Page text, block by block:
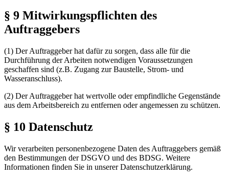
§ 9 Mitwirkungspflichten des
Auftraggebers
(1) Der Auftraggeber hat dafür zu sorgen, dass alle für die
Durchführung der Arbeiten notwendigen Voraussetzungen
geschaffen sind (z.B. Zugang zur Baustelle, Strom- und
Wasseranschluss).
(2) Der Auftraggeber hat wertvolle oder empfindliche Gegenstände
aus dem Arbeitsbereich zu entfernen oder angemessen zu schützen.
§ 10 Datenschutz
Wir verarbeiten personenbezogene Daten des Auftraggebers gemäß
den Bestimmungen der DSGVO und des BDSG. Weitere
Informationen finden Sie in unserer Datenschutzerklärung.